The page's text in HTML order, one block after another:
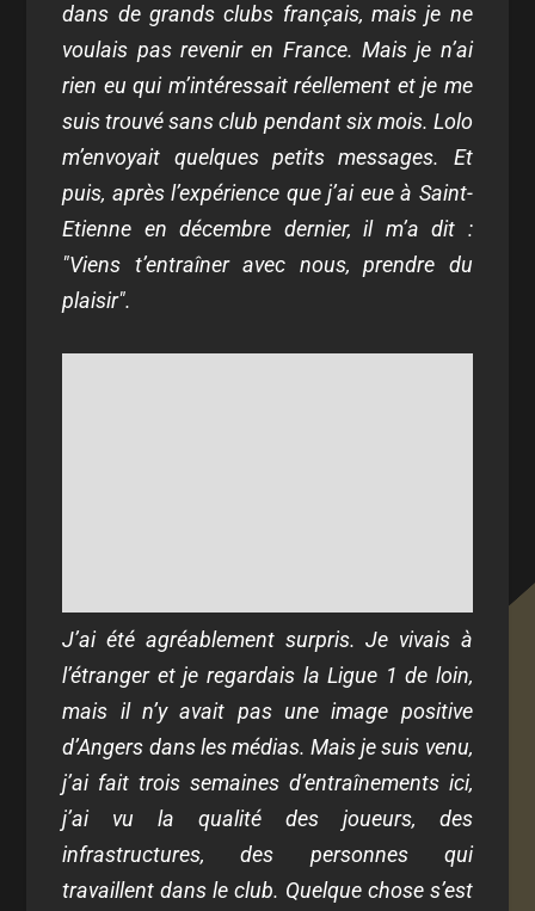
dans de grands clubs français, mais je ne
voulais pas revenir en France. Mais je n’ai
rien eu qui m’intéressait réellement et je me
suis trouvé sans club pendant six mois. Lolo
m’envoyait quelques petits messages. Et
puis, après l’expérience que j’ai eue à Saint-
Etienne en décembre dernier, il m’a dit :
"Viens t’entraîner avec nous, prendre du
plaisir".
J’ai été agréablement surpris. Je vivais à
l’étranger et je regardais la Ligue 1 de loin,
mais il n’y avait pas une image positive
d’Angers dans les médias. Mais je suis venu,
j’ai fait trois semaines d’entraînements ici,
j’ai vu la qualité des joueurs, des
infrastructures, des personnes qui
travaillent dans le club. Quelque chose s’est